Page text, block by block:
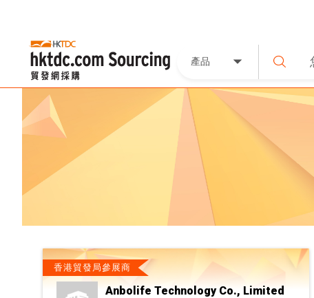
產品
香港貿發局參展商
Anbolife Technology Co., Limited